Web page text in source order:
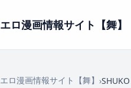
エロ漫画情報サイト【舞】
エロ漫画情報サイト【舞】 ›SHUKO